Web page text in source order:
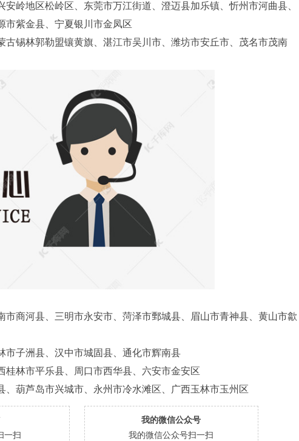
岭地区松岭区、东莞市万江街道、澄迈县加乐镇、忻州市河曲县、
市紫金县、宁夏银川市金凤区
古锡林郭勒盟镶黄旗、湛江市吴川市、潍坊市安丘市、茂名市茂南
市商河县、三明市永安市、菏泽市鄄城县、眉山市青神县、黄山市歙
市子洲县、汉中市城固县、通化市辉南县
桂林市平乐县、周口市西华县、六安市金安区
、葫芦岛市兴城市、永州市冷水滩区、广西玉林市玉州区
一扫
我的微信公众号
我的微信公众号扫一扫